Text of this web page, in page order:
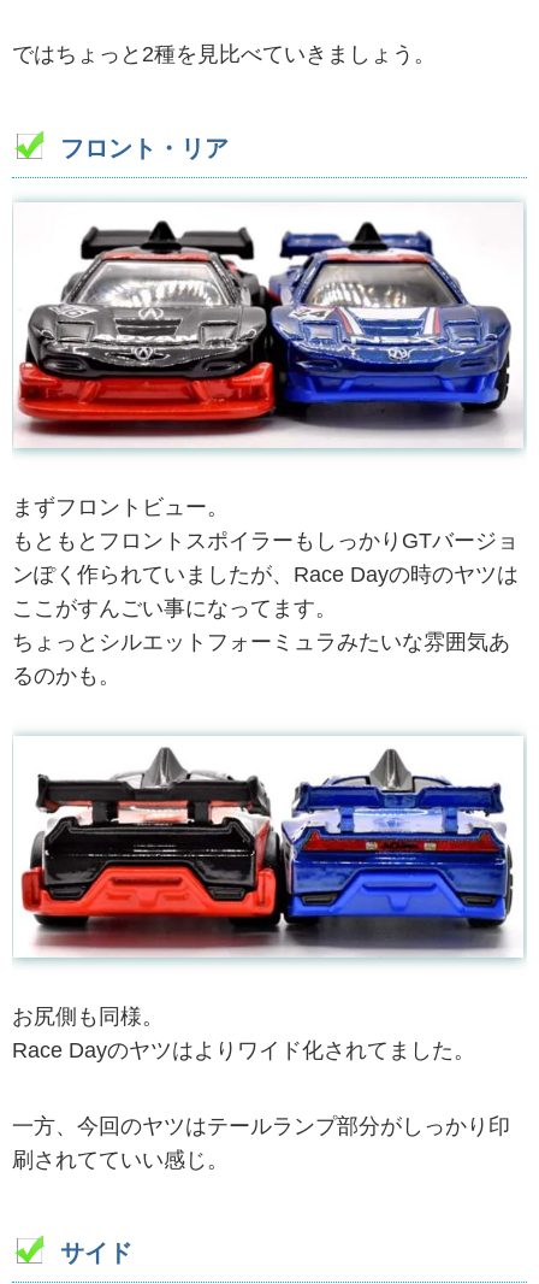
ではちょっと2種を見比べていきましょう。
フロント・リア
まずフロントビュー。
もともとフロントスポイラーもしっかりGTバージョ
ンぽく作られていましたが、Race Dayの時のヤツは
ここがすんごい事になってます。
ちょっとシルエットフォーミュラみたいな雰囲気あ
るのかも。
お尻側も同様。
Race Dayのヤツはよりワイド化されてました。
一方、今回のヤツはテールランプ部分がしっかり印
刷されてていい感じ。
サイド